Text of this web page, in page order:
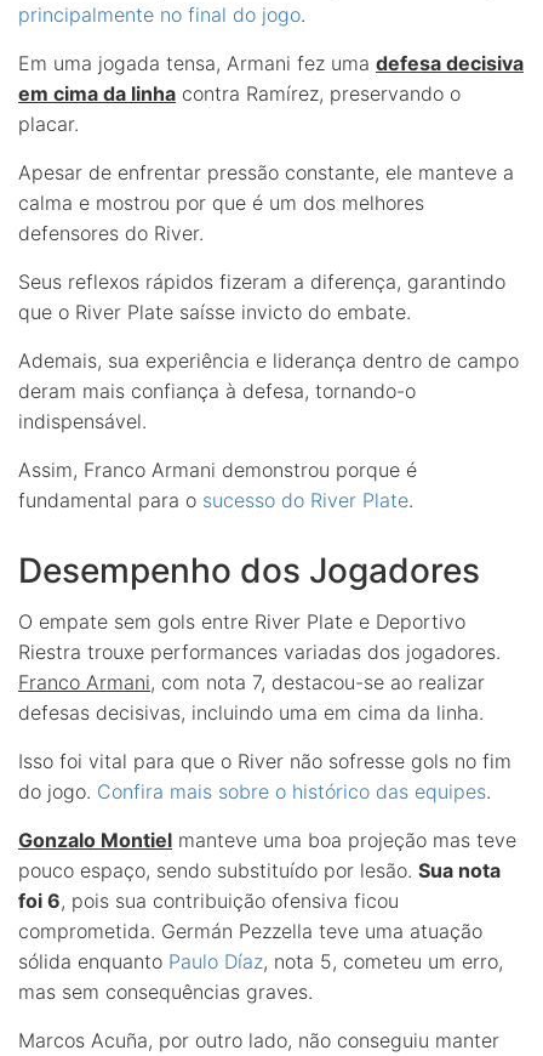
principalmente no final do jogo.
Em uma jogada tensa, Armani fez uma defesa decisiva
em cima da linha contra Ramírez, preservando o
placar.
Apesar de enfrentar pressão constante, ele manteve a
calma e mostrou por que é um dos melhores
defensores do River.
Seus reflexos rápidos fizeram a diferença, garantindo
que o River Plate saísse invicto do embate.
Ademais, sua experiência e liderança dentro de campo
deram mais confiança à defesa, tornando-o
indispensável.
Assim, Franco Armani demonstrou porque é
fundamental para o sucesso do River Plate.
Desempenho dos Jogadores
O empate sem gols entre River Plate e Deportivo
Riestra trouxe performances variadas dos jogadores.
Franco Armani, com nota 7, destacou-se ao realizar
defesas decisivas, incluindo uma em cima da linha.
Isso foi vital para que o River não sofresse gols no fim
do jogo. Confira mais sobre o histórico das equipes.
Gonzalo Montiel manteve uma boa projeção mas teve
pouco espaço, sendo substituído por lesão. Sua nota
foi 6, pois sua contribuição ofensiva ficou
comprometida. Germán Pezzella teve uma atuação
sólida enquanto Paulo Díaz, nota 5, cometeu um erro,
mas sem consequências graves.
Marcos Acuña, por outro lado, não conseguiu manter